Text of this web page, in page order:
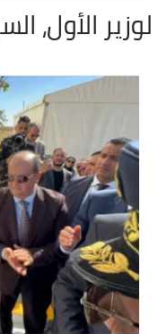
لوزير الأول،